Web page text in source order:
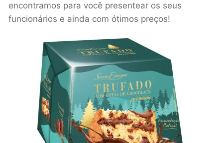
encontramos para você presentear os seus
funcionários e ainda com ótimos preços!